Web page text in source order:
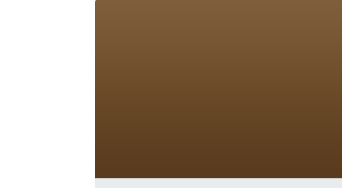
61
Ariel